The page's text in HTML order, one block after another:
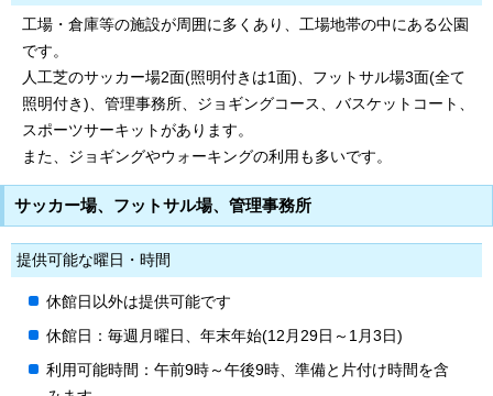
工場・倉庫等の施設が周囲に多くあり、工場地帯の中にある公園
です。
人工芝のサッカー場2面(照明付きは1面)、フットサル場3面(全て
照明付き)、管理事務所、ジョギングコース、バスケットコート、
スポーツサーキットがあります。
また、ジョギングやウォーキングの利用も多いです。
サッカー場、フットサル場、管理事務所
提供可能な曜日・時間
休館日以外は提供可能です
休館日：毎週月曜日、年末年始(12月29日～1月3日)
利用可能時間：午前9時～午後9時、準備と片付け時間を含